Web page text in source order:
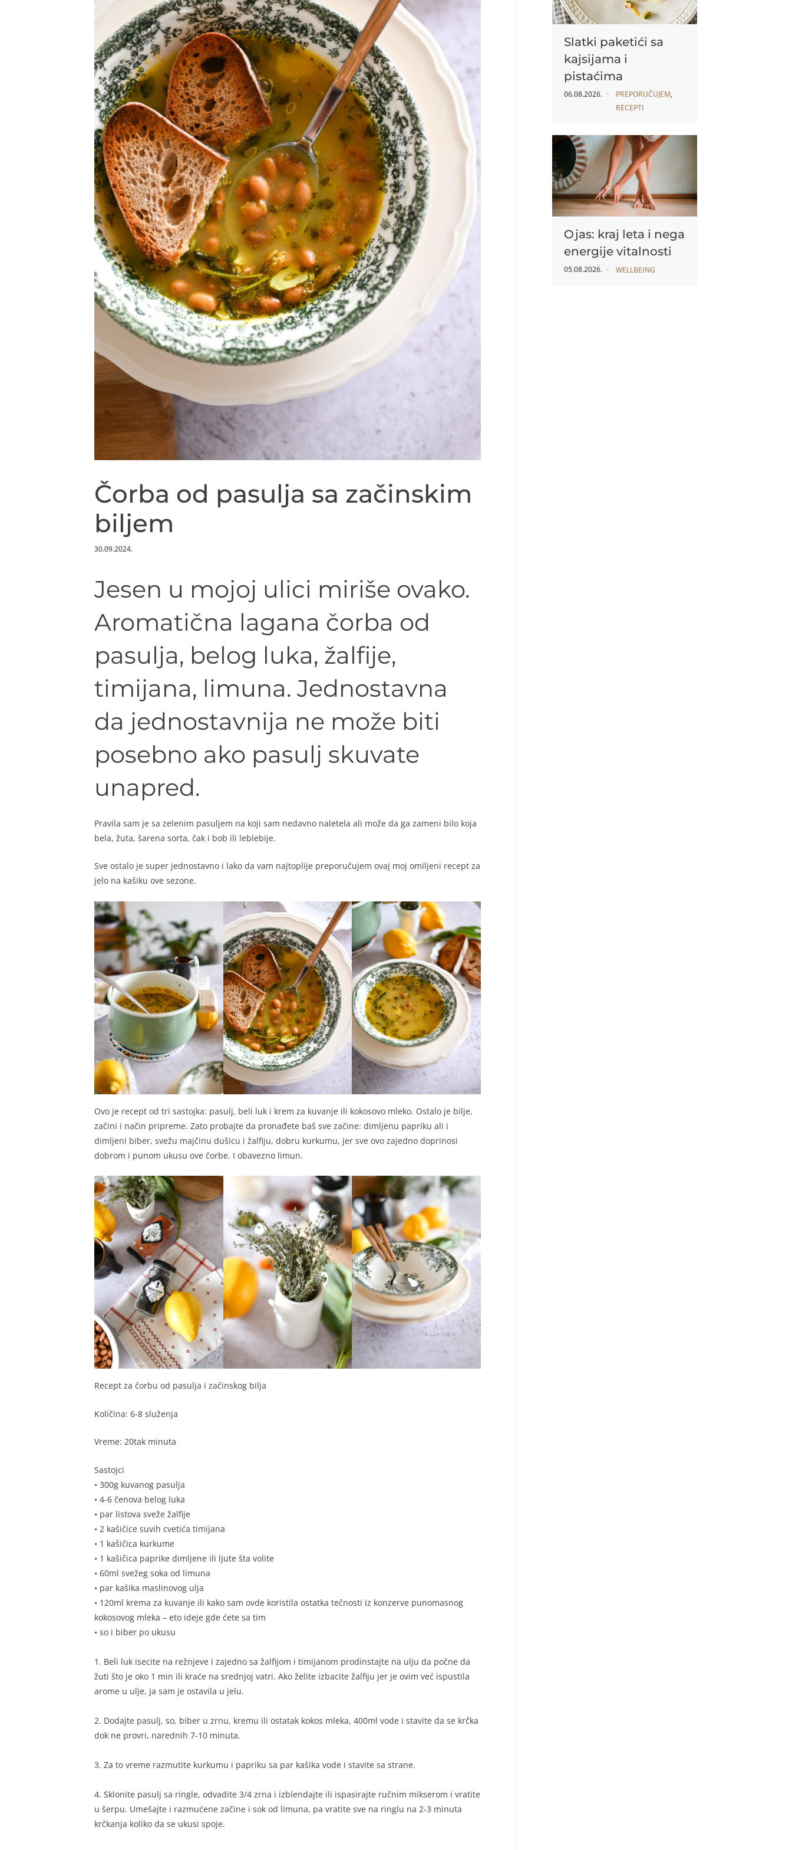
Čorba od pasulja sa začinskim
biljem
30.09.2024.
Jesen u mojoj ulici miriše ovako.
Aromatična lagana čorba od
pasulja, belog luka, žalfije,
timijana, limuna. Jednostavna
da jednostavnija ne može biti
posebno ako pasulj skuvate
unapred.
Pravila sam je sa zelenim pasuljem na koji sam nedavno naletela ali može da ga zameni bilo koja
bela, žuta, šarena sorta, čak i bob ili leblebije.
Sve ostalo je super jednostavno i lako da vam najtoplije preporučujem ovaj moj omiljeni recept za
jelo na kašiku ove sezone.
Ovo je recept od tri sastojka: pasulj, beli luk i krem za kuvanje ili kokosovo mleko. Ostalo je bilje,
začini i način pripreme. Zato probajte da pronađete baš sve začine: dimljenu papriku ali i
dimljeni biber, svežu majčinu dušicu i žalfiju, dobru kurkumu, jer sve ovo zajedno doprinosi
dobrom i punom ukusu ove čorbe. I obavezno limun.
Recept za čorbu od pasulja i začinskog bilja
Količina: 6-8 služenja
Vreme: 20tak minuta
Sastojci
• 300g kuvanog pasulja
• 4-6 čenova belog luka
• par listova sveže žalfije
• 2 kašičice suvih cvetića timijana
• 1 kašičica kurkume
• 1 kašičica paprike dimljene ili ljute šta volite
• 60ml svežeg soka od limuna
• par kašika maslinovog ulja
• 120ml krema za kuvanje ili kako sam ovde koristila ostatka tečnosti iz konzerve punomasnog
kokosovog mleka – eto ideje gde ćete sa tim
• so i biber po ukusu
1. Beli luk isecite na režnjeve i zajedno sa žalfijom i timijanom prodinstajte na ulju da počne da
žuti što je oko 1 min ili kraće na srednjoj vatri. Ako želite izbacite žalfiju jer je ovim već ispustila
arome u ulje, ja sam je ostavila u jelu.
2. Dodajte pasulj, so, biber u zrnu, kremu ili ostatak kokos mleka, 400ml vode i stavite da se krčka
dok ne provri, narednih 7-10 minuta.
3. Za to vreme razmutite kurkumu i papriku sa par kašika vode i stavite sa strane.
4. Sklonite pasulj sa ringle, odvadite 3/4 zrna i izblendajte ili ispasirajte ručnim mikserom i vratite
u šerpu. Umešajte i razmućene začine i sok od limuna, pa vratite sve na ringlu na 2-3 minuta
krčkanja koliko da se ukusi spoje.
Slatki paketići sa
kajsijama i
pistaćima
06.08.2026. PREPORUČUJEM,
RECEPTI
Ojas: kraj leta i nega
energije vitalnosti
05.08.2026. WELLBEING